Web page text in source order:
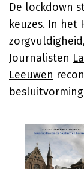
De lockdown
keuzes. In het
Journalisten
Leeuwen